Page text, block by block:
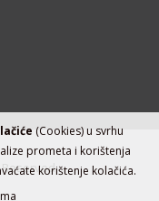
(Cookies) u svrhu
prometa i korištenja
korištenje kolačića.